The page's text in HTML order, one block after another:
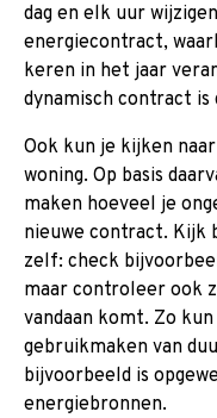
dag en elk uur
energiecontract,
keren in het jaar
dynamisch contract
Ook kun je kijken
woning. Op basis
maken hoeveel je
nieuwe contract. Kijk
zelf: check
maar controleer ook
vandaan komt. Zo
gebruikmaken van
bijvoorbeeld is
energiebronnen.